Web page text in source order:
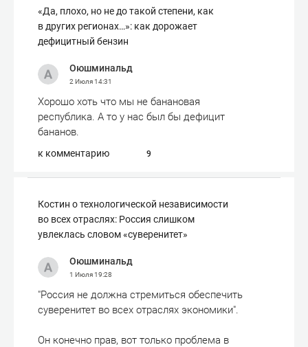
«Да, плохо, но не до такой степени, как
в других регионах…»: как дорожает
дефицитный бензин
Оюшминальд
2 Июля14:31
Хорошо хоть что мы не банановая
республика. А то у нас был бы дефицит
бананов.
к комментарию 9
Костин о технологической независимости
во всех отраслях: Россия слишком
увлеклась словом «суверенитет»
Оюшминальд
1 Июля19:28
"Россия не должна стремиться обеспечить
суверенитет во всех отраслях экономики".
Он конечно прав, вот только проблема в